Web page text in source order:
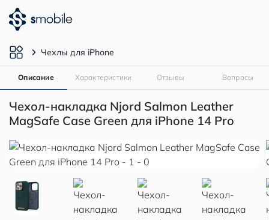
Чехлы для iPhone
Описание Характеристики Отзывы Вопросы
Чехол-накладка Njord Salmon Leather
MagSafe Case Green для iPhone 14 Pro